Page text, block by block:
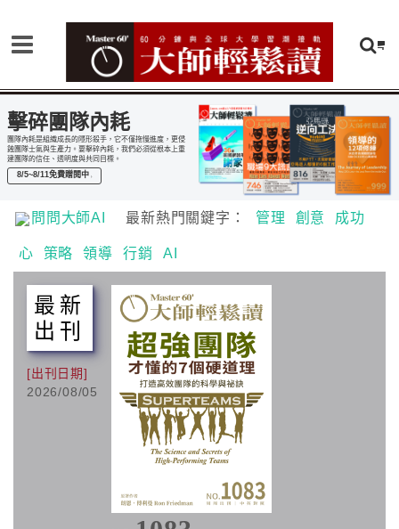
擊碎團隊內耗
團隊內耗是組織成長的隱形殺手，它不僅拖慢進度，更侵
蝕團隊士氣與生產力。要擊碎內耗，我們必須從根本上重
建團隊的信任、透明度與共同目標。
8/5~8/11免費贈閱中
問問大師AI 最新熱門關鍵字： 管理 創意 成功
心 策略 領導 行銷 AI
最新
出刊
[出刊日期]
2026/08/05